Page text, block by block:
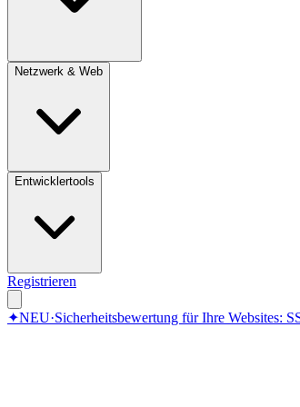
Netzwerk & Web
Entwicklertools
Registrieren
✦NEU·Sicherheitsbewertung für Ihre Websites: